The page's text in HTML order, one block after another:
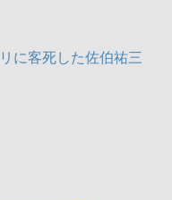
に客死した佐伯祐三